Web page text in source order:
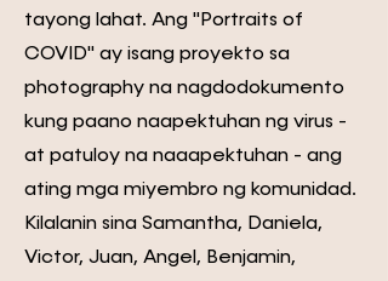
tayong lahat. Ang "Portraits of
COVID" ay isang proyekto sa
photography na nagdodokumento
kung paano naapektuhan ng virus -
at patuloy na naaapektuhan - ang
ating mga miyembro ng komunidad.
Kilalanin sina Samantha, Daniela,
Victor, Juan, Angel, Benjamin,